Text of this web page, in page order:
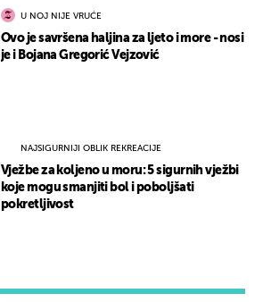
U NOJ NIJE VRUĆE
Ovo je savršena haljina za ljeto i more - nosi
je i Bojana Gregorić Vejzović
NAJSIGURNIJI OBLIK REKREACIJE
Vježbe za koljeno u moru: 5 sigurnih vježbi
koje mogu smanjiti bol i poboljšati
pokretljivost